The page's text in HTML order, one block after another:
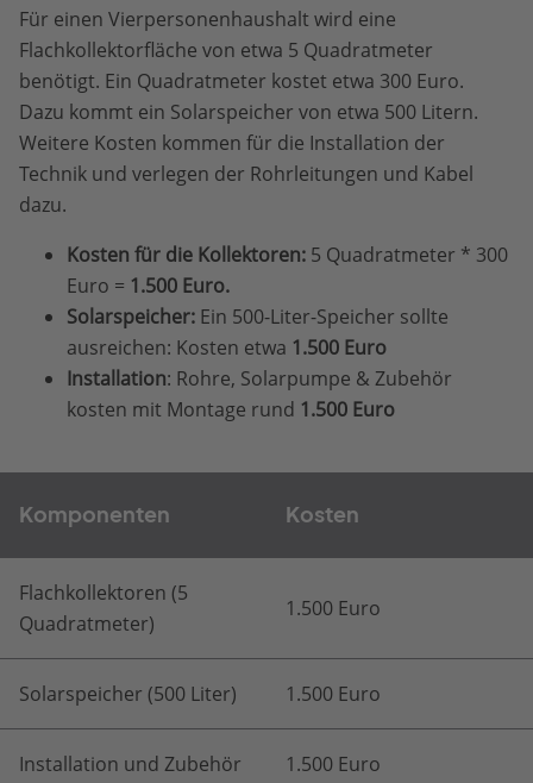
Für einen Vierpersonenhaushalt wird eine
Flachkollektorfläche von etwa 5 Quadratmeter
benötigt. Ein Quadratmeter kostet etwa 300 Euro.
Dazu kommt ein Solarspeicher von etwa 500 Litern.
Weitere Kosten kommen für die Installation der
Technik und verlegen der Rohrleitungen und Kabel
dazu.
Kosten für die Kollektoren: 5 Quadratmeter * 300
Euro = 1.500 Euro.
Solarspeicher: Ein 500-Liter-Speicher sollte
ausreichen: Kosten etwa 1.500 Euro
Installation: Rohre, Solarpumpe & Zubehör
kosten mit Montage rund 1.500 Euro
Komponenten Kosten
Flachkollektoren (5
Quadratmeter)
1.500 Euro
Solarspeicher (500 Liter) 1.500 Euro
Installation und Zubehör 1.500 Euro